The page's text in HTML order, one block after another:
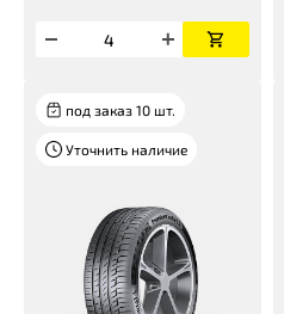
под заказ 10 шт.
Уточнить наличие